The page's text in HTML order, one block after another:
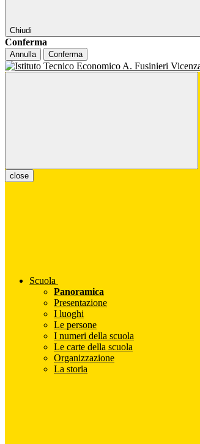
Chiudi
Conferma
Annulla Conferma
close
Scuola
Panoramica
Presentazione
I luoghi
Le persone
I numeri della scuola
Le carte della scuola
Organizzazione
La storia